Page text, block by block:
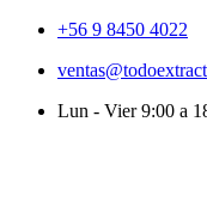
+56 9 8450 4022
Lun - Vier 9:00 a